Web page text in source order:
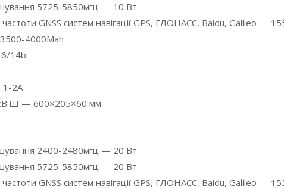
5725-5850мгц — 10 Вт
частоти GNSS систем навігації GPS, ГЛОНАСС, Baidu, Galileo —
4000Mah
14b
1-2А
— 600×205×60 мм
2400-2480мгц — 20 Вт
5725-5850мгц — 20 Вт
частоти GNSS систем навігації GPS, ГЛОНАСС, Baidu, Galileo —